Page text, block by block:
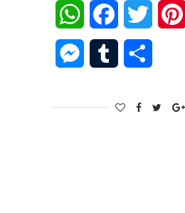
WhatsAppFacebookTwitter
Messenger
Tumblr